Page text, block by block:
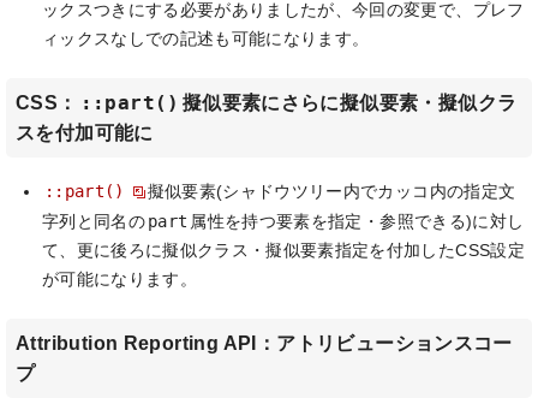
ックスつきにする必要がありましたが、今回の変更で、プレフ
ィックスなしでの記述も可能になります。
CSS： ::part() 擬似要素にさらに擬似要素・擬似クラ
スを付加可能に
::part()
擬似要素(シャドウツリー内でカッコ内の指定文
字列と同名の part 属性を持つ要素を指定・参照できる)に対し
て、更に後ろに擬似クラス・擬似要素指定を付加したCSS設定
が可能になります。
Attribution Reporting API：アトリビューションスコー
プ